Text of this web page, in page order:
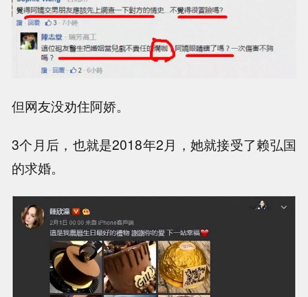
但网友没劝住阿娇。
3个月后，也就是2018年2月，她就接受了赖弘国
的求婚。